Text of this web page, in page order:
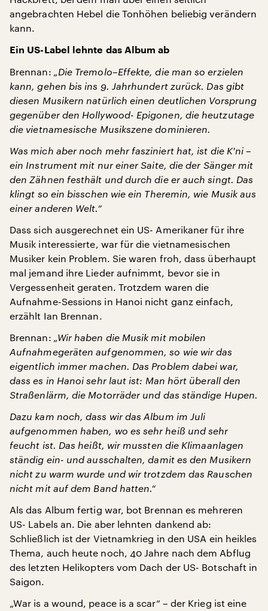
angebrachten Hebel die Tonhöhen beliebig verändern
kann.
Ein US-Label lehnte das Album ab
Brennan: „Die Tremolo–Effekte, die man so erzielen
kann, gehen bis ins 9. Jahrhundert zurück. Das gibt
diesen Musikern natürlich einen deutlichen Vorsprung
gegenüber den Hollywood- Epigonen, die heutzutage
die vietnamesische Musikszene dominieren.
Was mich aber noch mehr fasziniert hat, ist die K'ni –
ein Instrument mit nur einer Saite, die der Sänger mit
den Zähnen festhält und durch die er auch singt. Das
klingt so ein bisschen wie ein Theremin, wie Musik aus
einer anderen Welt.“
Dass sich ausgerechnet ein US- Amerikaner für ihre
Musik interessierte, war für die vietnamesischen
Musiker kein Problem. Sie waren froh, dass überhaupt
mal jemand ihre Lieder aufnimmt, bevor sie in
Vergessenheit geraten. Trotzdem waren die
Aufnahme-Sessions in Hanoi nicht ganz einfach,
erzählt Ian Brennan.
Brennan: „Wir haben die Musik mit mobilen
Aufnahmegeräten aufgenommen, so wie wir das
eigentlich immer machen. Das Problem dabei war,
dass es in Hanoi sehr laut ist: Man hört überall den
Straßenlärm, die Motorräder und das ständige Hupen.
Dazu kam noch, dass wir das Album im Juli
aufgenommen haben, wo es sehr heiß und sehr
feucht ist. Das heißt, wir mussten die Klimaanlagen
ständig ein- und ausschalten, damit es den Musikern
nicht zu warm wurde und wir trotzdem das Rauschen
nicht mit auf dem Band hatten.“
Als das Album fertig war, bot Brennan es mehreren
US- Labels an. Die aber lehnten dankend ab:
Schließlich ist der Vietnamkrieg in den USA ein heikles
Thema, auch heute noch, 40 Jahre nach dem Abflug
des letzten Helikopters vom Dach der US- Botschaft in
Saigon.
„War is a wound, peace is a scar“ – der Krieg ist eine